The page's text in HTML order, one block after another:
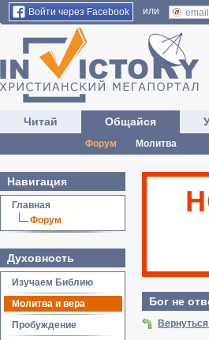
Войти через Facebook или
Читай Общайся
Форум Молитва
Навигация
Главная
Форум
Духовность
Изучаем Библию
Молитва и вера
Пробуждение
Бог не